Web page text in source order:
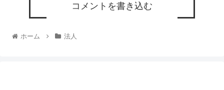
コメントを書き込む
ホーム 法人